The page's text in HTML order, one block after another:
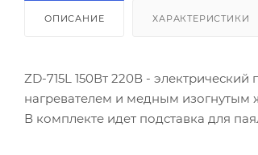
ОПИСАНИЕ ХАРАКТЕРИСТИКИ
ZD-715L 150Вт 220В -
нагревателем и медным изогнутым
В комплекте идет подставка для